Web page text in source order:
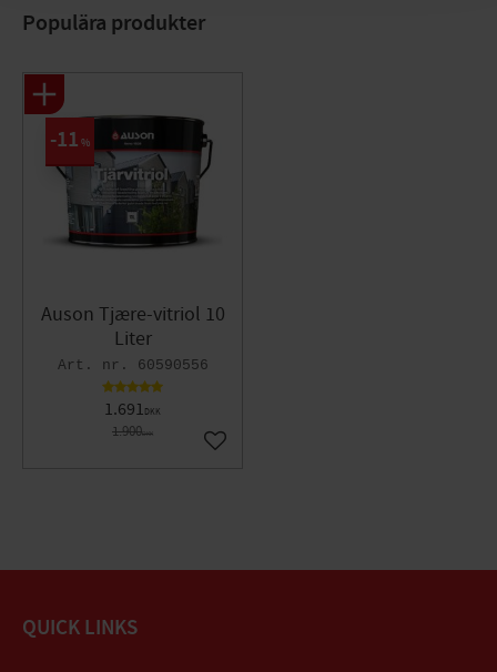
Populära produkter
Auson Tjære-vitriol 10
Liter
60590556
1.691DKK
1.900DKK
11 %
Gem som favorit
QUICK LINKS